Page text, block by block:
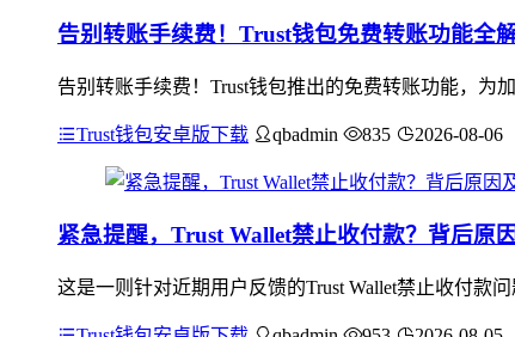
告别转账手续费！Trust钱包免费转账功能全
告别转账手续费！Trust钱包推出的免费转账功能，为
Trust钱包安卓版下载 qbadmin 835 2026-08-06
紧急提醒，Trust Wallet禁止收付款？背后原
这是一则针对近期用户反馈的Trust Wallet禁止收付款